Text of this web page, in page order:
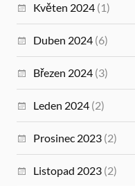
Květen 2024 (1)
Duben 2024 (6)
Březen 2024 (3)
Leden 2024 (2)
Prosinec 2023 (2)
Listopad 2023 (2)